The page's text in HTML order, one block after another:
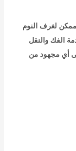
لغرف النوم
الفك والنقل
أي مجهود من